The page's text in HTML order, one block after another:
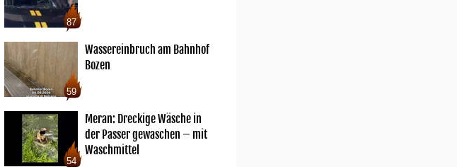
87
59
Wassereinbruch am Bahnhof
Bozen
54
Meran: Dreckige Wäsche in
der Passer gewaschen – mit
Waschmittel